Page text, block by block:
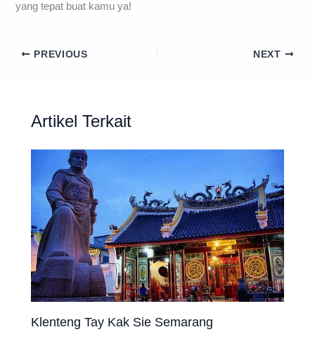
yang tepat buat kamu ya!
PREVIOUS NEXT
Artikel Terkait
Klenteng Tay Kak Sie Semarang